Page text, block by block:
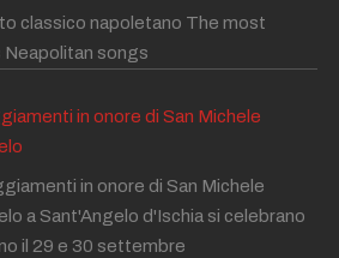
classico napoletano The most
Neapolitan songs
in onore di San Michele
in onore di San Michele
a Sant'Angelo d'Ischia si celebrano
il 29 e 30 settembre